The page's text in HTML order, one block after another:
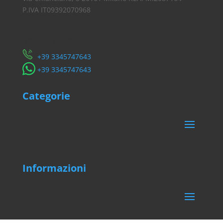
P.IVA IT09392070968
​+39 3345747643
​+39 3345747643
Categorie
Informazioni